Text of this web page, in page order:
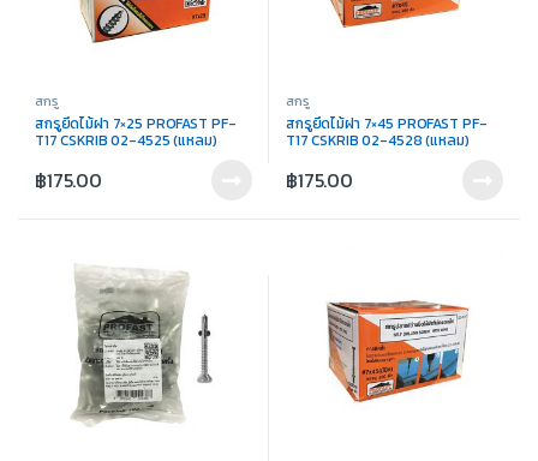
สกรู
สกรูยึดไม้ฝา 7×25 PROFAST PF-
T17 CSKRIB 02-4525 (แหลม)
฿175.00
สกรู
สกรูยึดไม้ฝา 7×45 PROFAST PF-
T17 CSKRIB 02-4528 (แหลม)
฿175.00